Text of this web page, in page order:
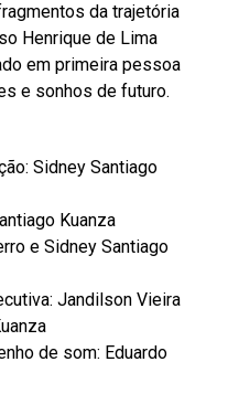
da trajetória
Henrique de Lima
em primeira pessoa
e sonhos de futuro.
Sidney Santiago
Kuanza
e Sidney Santiago
Jandilson Vieira
de som: Eduardo